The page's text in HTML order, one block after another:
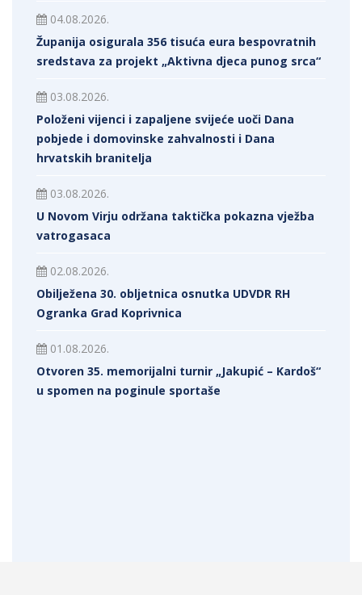
04.08.2026.
Županija osigurala 356 tisuća eura bespovratnih
sredstava za projekt „Aktivna djeca punog srca“
03.08.2026.
Položeni vijenci i zapaljene svijeće uoči Dana
pobjede i domovinske zahvalnosti i Dana
hrvatskih branitelja
03.08.2026.
U Novom Virju održana taktička pokazna vježba
vatrogasaca
02.08.2026.
Obilježena 30. obljetnica osnutka UDVDR RH
Ogranka Grad Koprivnica
01.08.2026.
Otvoren 35. memorijalni turnir „Jakupić – Kardoš“
u spomen na poginule sportaše